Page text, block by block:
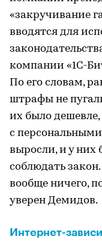
«закручивание
вводятся для
компании «1С-
По его словам,
штрафы не
их было
с
выросли, и у них
соблюдать
вообще ничего,
уверен Демидов.
Интернет-